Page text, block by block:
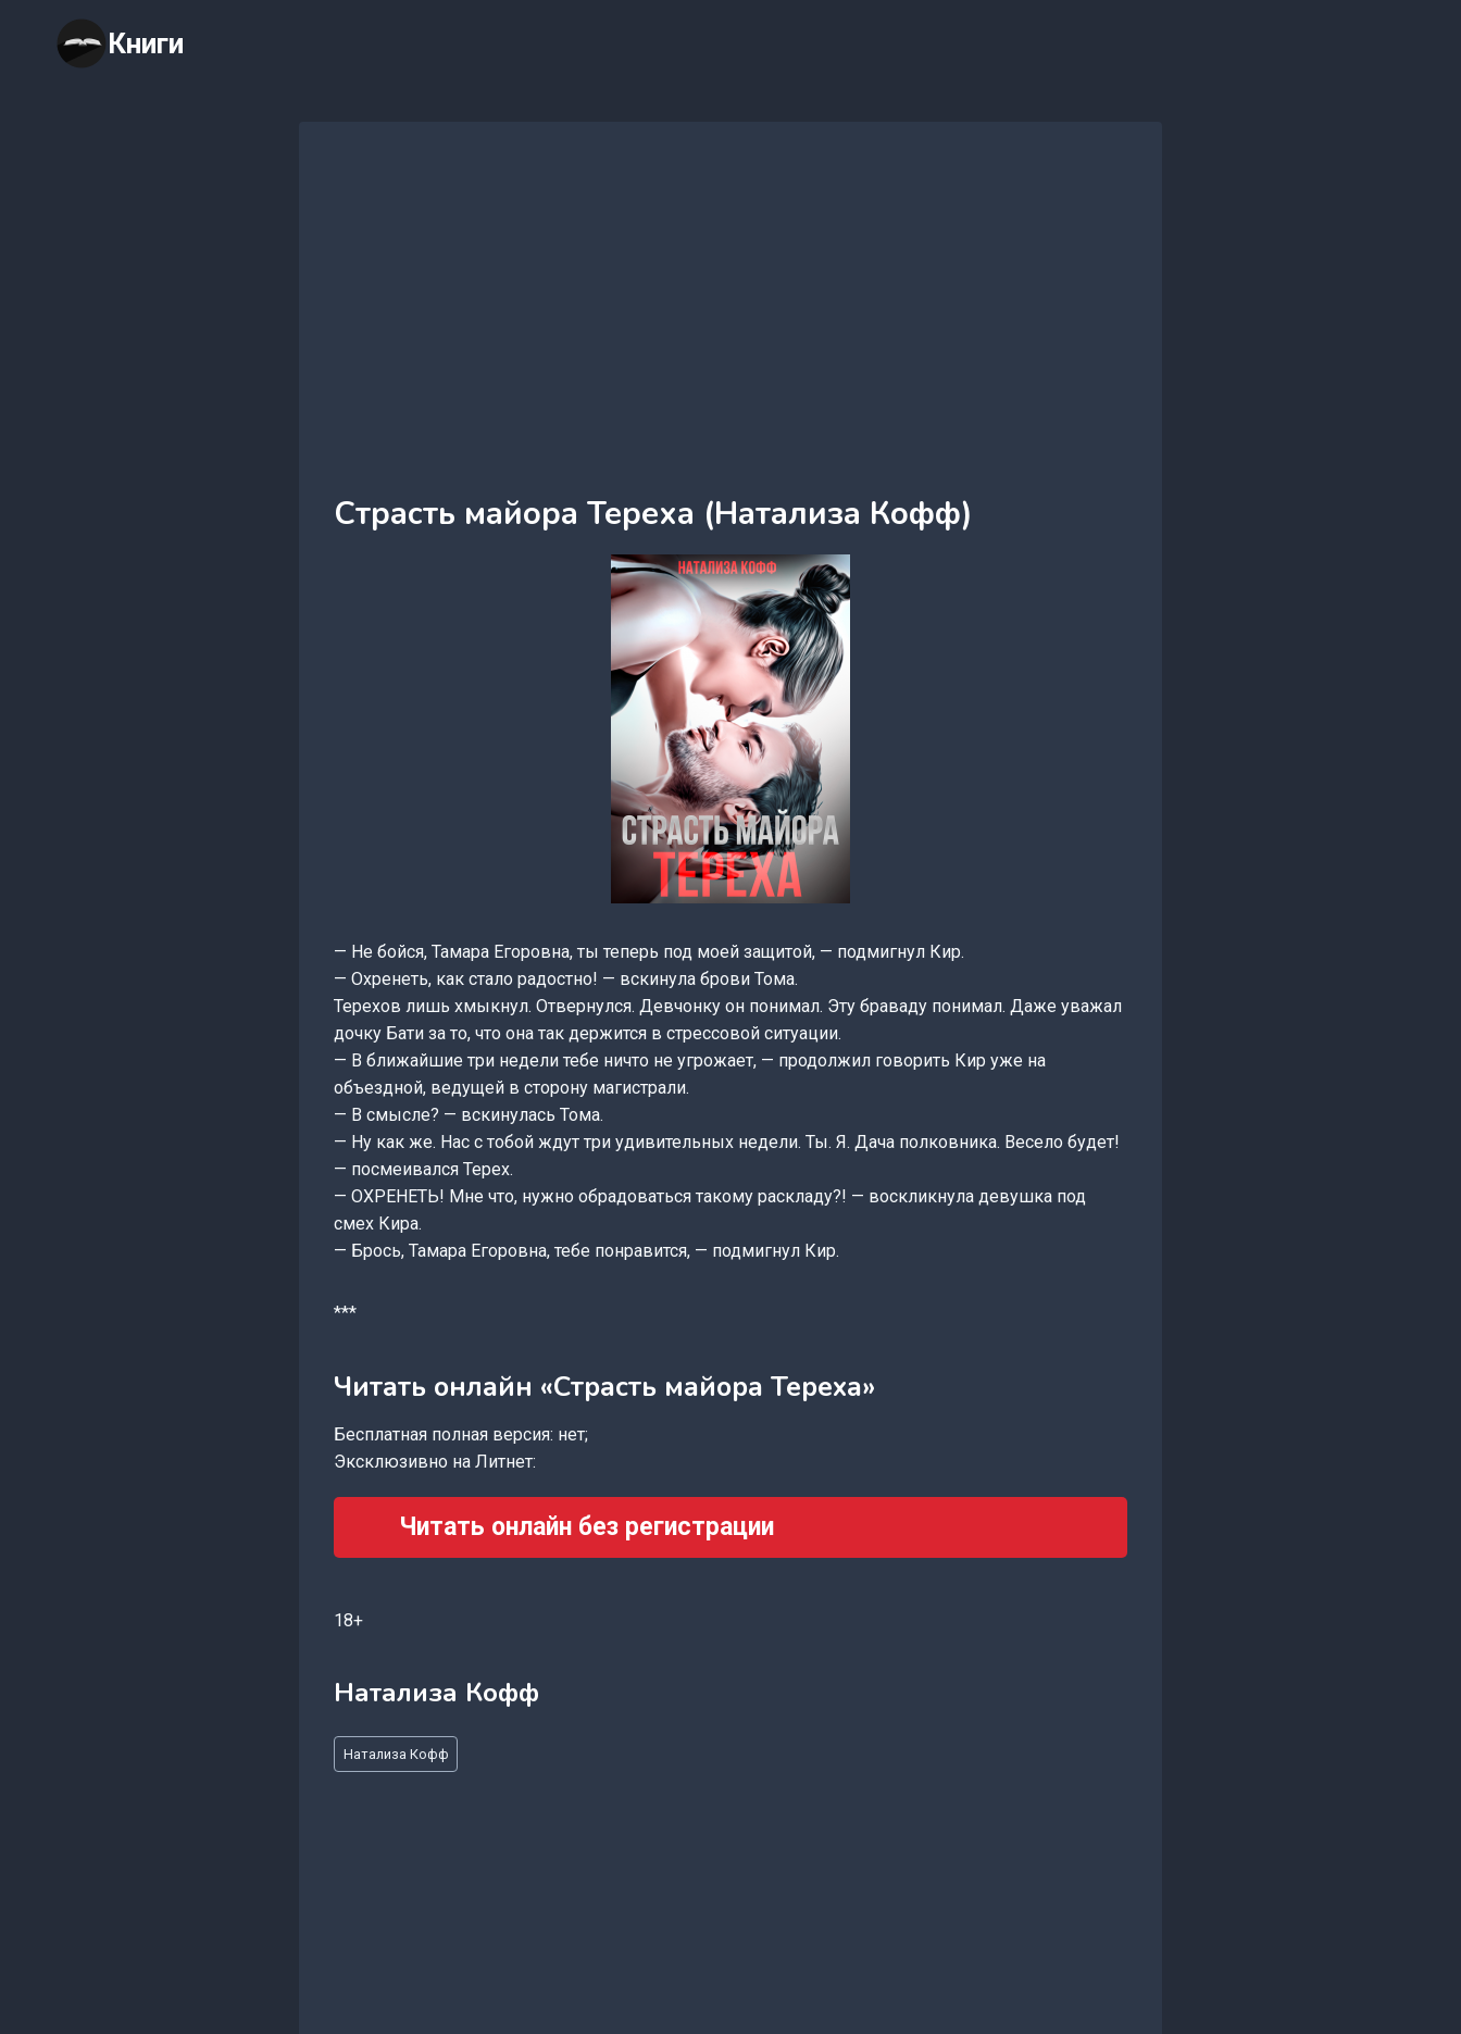
содержимому
Книги
Страсть майора Тереха (Натализа Кофф)
— Не бойся, Тамара Егоровна, ты теперь под моей защитой, — подмигнул Кир.
— Охренеть, как стало радостно! — вскинула брови Тома.
Терехов лишь хмыкнул. Отвернулся. Девчонку он понимал. Эту браваду понимал. Даже уважал
дочку Бати за то, что она так держится в стрессовой ситуации.
— В ближайшие три недели тебе ничто не угрожает, — продолжил говорить Кир уже на
объездной, ведущей в сторону магистрали.
— В смысле? — вскинулась Тома.
— Ну как же. Нас с тобой ждут три удивительных недели. Ты. Я. Дача полковника. Весело будет!
— посмеивался Терех.
— ОХРЕНЕТЬ! Мне что, нужно обрадоваться такому раскладу?! — воскликнула девушка под
смех Кира.
— Брось, Тамара Егоровна, тебе понравится, — подмигнул Кир.
***
Читать онлайн «Страсть майора Тереха»
Бесплатная полная версия: нет;
Эксклюзивно на Литнет:
Читать онлайн без регистрации
18+
Натализа Кофф
Метки
записи:
Натализа Кофф